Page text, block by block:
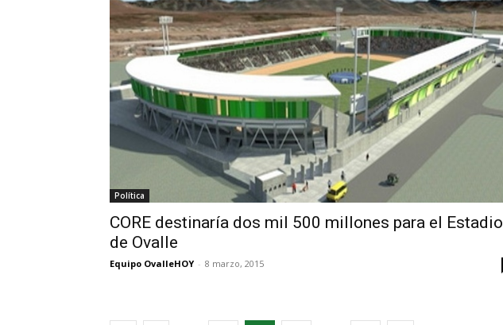
Política
CORE destinaría dos mil 500 millones para el Estadio
de Ovalle
Equipo OvalleHOY - 8 marzo, 2015